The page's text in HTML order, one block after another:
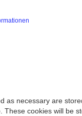
as necessary are
cookies will be